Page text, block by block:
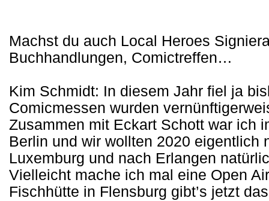
Machst du auch Local Heroes
Buchhandlungen, Comictreffen…
Kim Schmidt: In diesem Jahr fiel ja
Comicmessen wurden
Zusammen mit Eckart Schott war ich
Berlin und wir wollten 2020 eigentlich
Luxemburg und nach Erlangen
Vielleicht mache ich mal eine Open
Fischhütte in Flensburg gibt’s jetzt